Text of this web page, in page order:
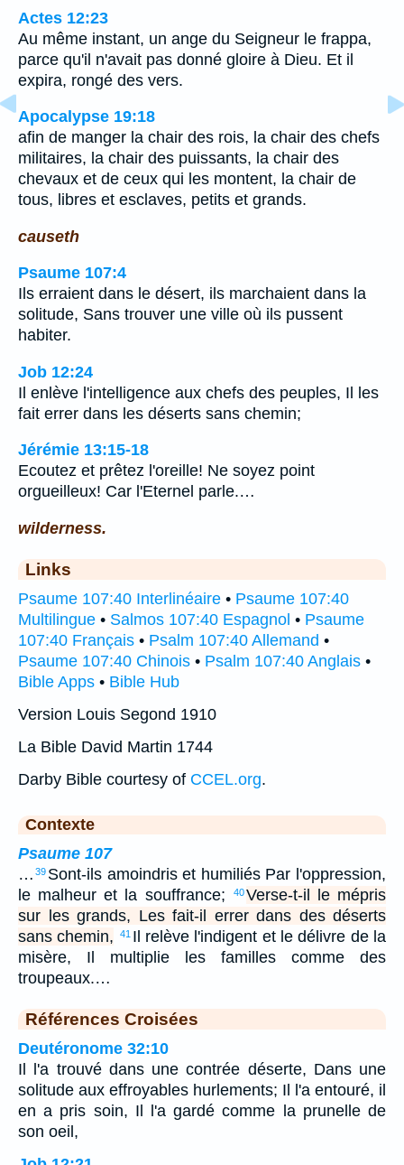
Actes 12:23
Au même instant, un ange du Seigneur le frappa,
parce qu'il n'avait pas donné gloire à Dieu. Et il
expira, rongé des vers.
Apocalypse 19:18
afin de manger la chair des rois, la chair des chefs
militaires, la chair des puissants, la chair des
chevaux et de ceux qui les montent, la chair de
tous, libres et esclaves, petits et grands.
causeth
Psaume 107:4
Ils erraient dans le désert, ils marchaient dans la
solitude, Sans trouver une ville où ils pussent
habiter.
Job 12:24
Il enlève l'intelligence aux chefs des peuples, Il les
fait errer dans les déserts sans chemin;
Jérémie 13:15-18
Ecoutez et prêtez l'oreille! Ne soyez point
orgueilleux! Car l'Eternel parle.…
wilderness.
Links
Psaume 107:40 Interlinéaire • Psaume 107:40
Multilingue • Salmos 107:40 Espagnol • Psaume
107:40 Français • Psalm 107:40 Allemand •
Psaume 107:40 Chinois • Psalm 107:40 Anglais •
Bible Apps • Bible Hub
Version Louis Segond 1910
La Bible David Martin 1744
Darby Bible courtesy of CCEL.org.
Contexte
Psaume 107
… 39 Sont-ils amoindris et humiliés Par l'oppression,
le malheur et la souffrance;
40Verse-t-il le mépris
sur les grands, Les fait-il errer dans des déserts
sans chemin,
41 Il relève l'indigent et le délivre de la
misère, Il multiplie les familles comme des
troupeaux.…
Références Croisées
Deutéronome 32:10
Il l'a trouvé dans une contrée déserte, Dans une
solitude aux effroyables hurlements; Il l'a entouré, il
en a pris soin, Il l'a gardé comme la prunelle de
son oeil,